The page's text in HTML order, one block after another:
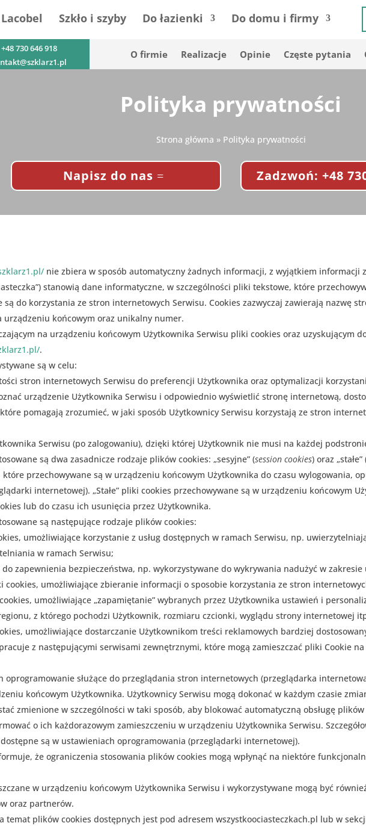
Lacobel Szkło i szyby Do łazienki Do domu i firmy
+48 730 646 918
O firmie Realizacje Opinie Częste pytania
Polityka prywatności
Strona główna » Polityka prywatności
Napisz do nas Zadzwoń: +48
nie zbiera w sposób automatyczny żadnych informacji, z wyjątkiem informacji
stanowią dane informatyczne, w szczególności pliki tekstowe, które
są do korzystania ze stron internetowych Serwisu. Cookies zazwyczaj zawierają nazwę
urządzeniu końcowym oraz unikalny numer.
na urządzeniu końcowym Użytkownika Serwisu pliki cookies oraz uzyskującym
.
są w celu:
stron internetowych Serwisu do preferencji Użytkownika oraz optymalizacji
urządzenie Użytkownika Serwisu i odpowiednio wyświetlić stronę internetową,
pomagają zrozumieć, w jaki sposób Użytkownicy Serwisu korzystają ze stron
Serwisu (po zalogowaniu), dzięki której Użytkownik nie musi na każdej
są dwa zasadnicze rodzaje plików cookies: „sesyjne” (session cookies) oraz „stałe”
przechowywane są w urządzeniu końcowym Użytkownika do czasu wylogowania,
internetowej). „Stałe” pliki cookies przechowywane są w urządzeniu końcowym
lub do czasu ich usunięcia przez Użytkownika.
są następujące rodzaje plików cookies:
umożliwiające korzystanie z usług dostępnych w ramach Serwisu, np.
w ramach Serwisu;
do zapewnienia bezpieczeństwa, np. wykorzystywane do wykrywania nadużyć w
cookies, umożliwiające zbieranie informacji o sposobie korzystania ze stron
umożliwiające „zapamiętanie” wybranych przez Użytkownika ustawień i
z którego pochodzi Użytkownik, rozmiaru czcionki, wyglądu strony internetowej
umożliwiające dostarczanie Użytkownikom treści reklamowych bardziej
z następującymi serwisami zewnętrznymi, które mogą zamieszczać pliki Cookie
oprogramowanie służące do przeglądania stron internetowych (przeglądarka
końcowym Użytkownika. Użytkownicy Serwisu mogą dokonać w każdym czasie
zmienione w szczególności w taki sposób, aby blokować automatyczną obsługę
o ich każdorazowym zamieszczeniu w urządzeniu Użytkownika Serwisu.
są w ustawieniach oprogramowania (przeglądarki internetowej).
że ograniczenia stosowania plików cookies mogą wpłynąć na niektóre
w urządzeniu końcowym Użytkownika Serwisu i wykorzystywane mogą być
oraz partnerów.
temat plików cookies dostępnych jest pod adresem wszystkoociasteczkach.pl lub w